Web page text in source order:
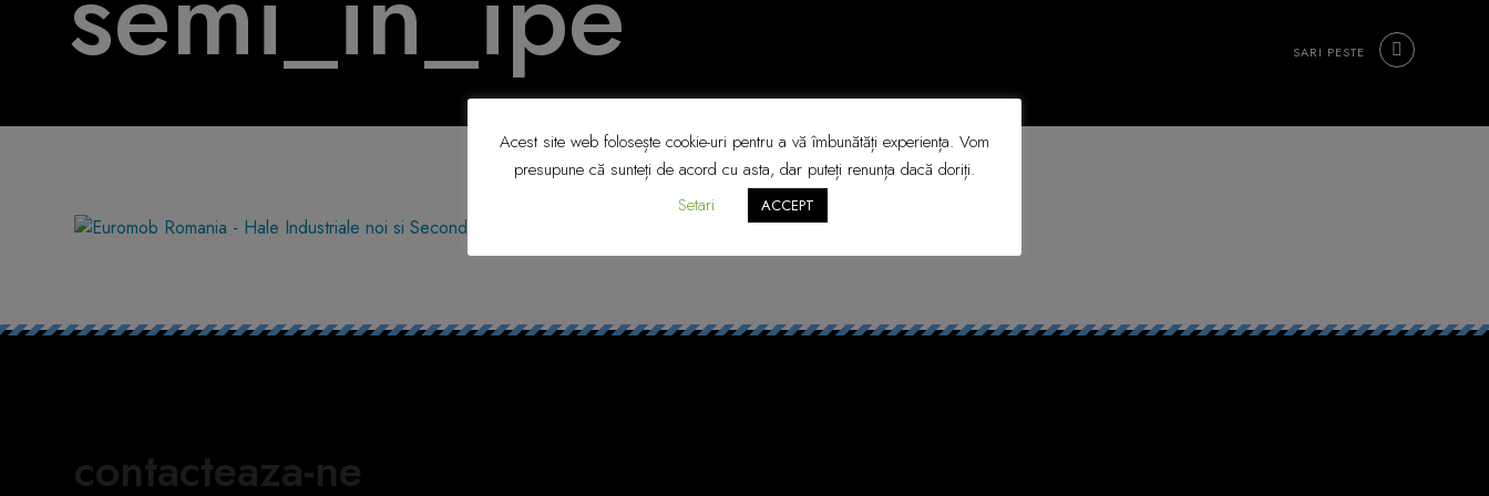
SARI PESTE
contacteaza-ne
Acest site web folosește cookie-uri pentru a vă îmbunătăți experiența. Vom
presupune că sunteți de acord cu asta, dar puteți renunța dacă doriți.
Setari
ACCEPT